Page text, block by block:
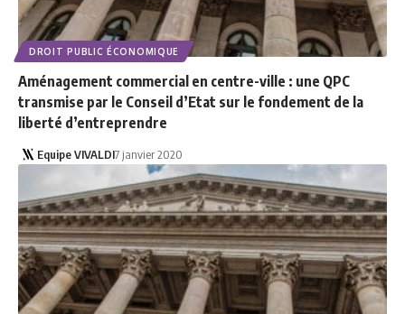
DROIT PUBLIC ÉCONOMIQUE
Aménagement commercial en centre-ville : une QPC
transmise par le Conseil d’Etat sur le fondement de la
liberté d’entreprendre
Equipe VIVALDI7 janvier 2020